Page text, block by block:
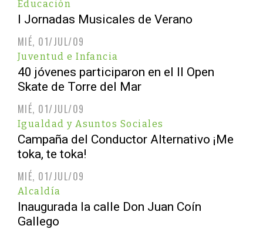
Educación
I Jornadas Musicales de Verano
MIÉ, 01/JUL/09
Juventud e Infancia
40 jóvenes participaron en el II Open
Skate de Torre del Mar
MIÉ, 01/JUL/09
Igualdad y Asuntos Sociales
Campaña del Conductor Alternativo ¡Me
toka, te toka!
MIÉ, 01/JUL/09
Alcaldía
Inaugurada la calle Don Juan Coín
Gallego